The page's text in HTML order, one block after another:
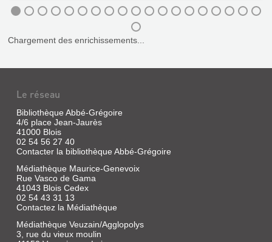
BLOIS
BOMBES
1940-
1944
Livre
|
Couppe,
Christian
|
impr.
J.
Rollin,
1990
ÉTAIT
TRAMWAYS
LES
TRAINS
DE
Sans
exemplaire
|
Bardon,
|
Chargement des enrichissements...
Le réseau
Bibliothèque Abbé-Grégoire
4/6 place Jean-Jaurès
41000 Blois
02 54 56 27 40
Contacter la bibliothèque Abbé-Grégoire
Médiathèque Maurice-Genevoix
Rue Vasco de Gama
41043 Blois Cedex
02 54 43 31 13
Contactez la Médiathèque
Médiathèque Veuzain/Agglopolys
3, rue du vieux moulin